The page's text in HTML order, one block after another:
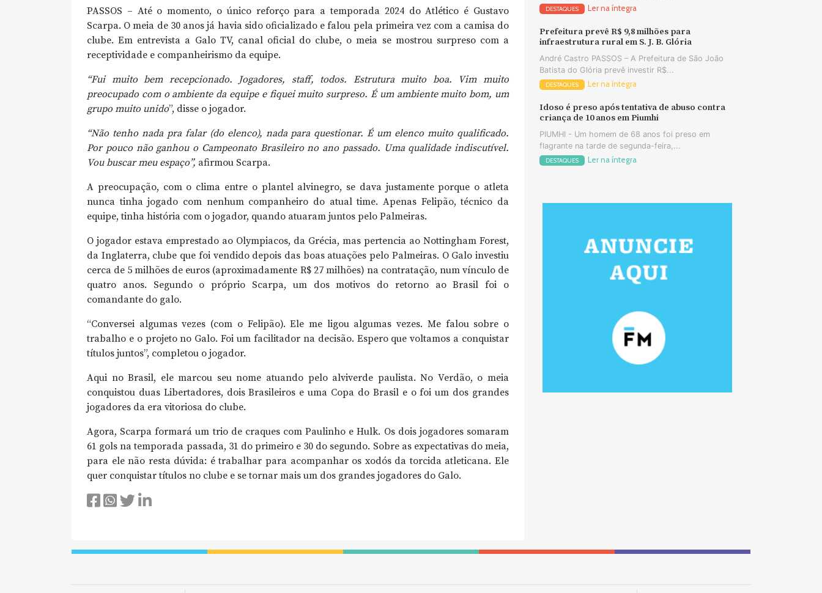
PASSOS – Até o momento, o único reforço para a temporada 2024 do Atlético é Gustavo
Scarpa. O meia de 30 anos já havia sido oficializado e falou pela primeira vez com a camisa do
clube. Em entrevista a Galo TV, canal oficial do clube, o meia se mostrou surpreso com a
receptividade e companheirismo da equipe.
“Fui muito bem recepcionado. Jogadores, staff, todos. Estrutura muito boa. Vim muito
preocupado com o ambiente da equipe e fiquei muito surpreso. É um ambiente muito bom, um
grupo muito unido”, disse o jogador.
“Não tenho nada pra falar (do elenco), nada para questionar. É um elenco muito qualificado.
Por pouco não ganhou o Campeonato Brasileiro no ano passado. Uma qualidade indiscutível.
Vou buscar meu espaço”, afirmou Scarpa.
A preocupação, com o clima entre o plantel alvinegro, se dava justamente porque o atleta
nunca tinha jogado com nenhum companheiro do atual time. Apenas Felipão, técnico da
equipe, tinha história com o jogador, quando atuaram juntos pelo Palmeiras.
O jogador estava emprestado ao Olympiacos, da Grécia, mas pertencia ao Nottingham Forest,
da Inglaterra, clube que foi vendido depois das boas atuações pelo Palmeiras. O Galo investiu
cerca de 5 milhões de euros (aproximadamente R$ 27 milhões) na contratação, num vínculo de
quatro anos. Segundo o próprio Scarpa, um dos motivos do retorno ao Brasil foi o
comandante do galo.
“Conversei algumas vezes (com o Felipão). Ele me ligou algumas vezes. Me falou sobre o
trabalho e o projeto no Galo. Foi um facilitador na decisão. Espero que voltamos a conquistar
títulos juntos”, completou o jogador.
Aqui no Brasil, ele marcou seu nome atuando pelo alviverde paulista. No Verdão, o meia
conquistou duas Libertadores, dois Brasileiros e uma Copa do Brasil e o foi um dos grandes
jogadores da era vitoriosa do clube.
Agora, Scarpa formará um trio de craques com Paulinho e Hulk. Os dois jogadores somaram
61 gols na temporada passada, 31 do primeiro e 30 do segundo. Sobre as expectativas do meia,
para ele não resta dúvida: é trabalhar para acompanhar os xodós da torcida atleticana. Ele
quer conquistar títulos no clube e se tornar mais um dos grandes jogadores do Galo.
DESTAQUES Ler na íntegra
Prefeitura prevê R$ 9,8 milhões para
infraestrutura rural em S. J. B. Glória
André Castro PASSOS – A Prefeitura de São João
Batista do Glória prevê investir R$...
DESTAQUES Ler na íntegra
Idoso é preso após tentativa de abuso contra
criança de 10 anos em Piumhi
PIUMHI - Um homem de 68 anos foi preso em
flagrante na tarde de segunda-feira,...
DESTAQUES Ler na íntegra